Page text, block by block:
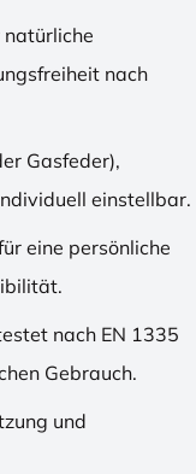
nach
Gasfeder),
einstellbar.
eine persönliche
nach EN 1335
Gebrauch.
und